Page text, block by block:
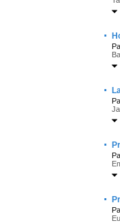
·
·
·
·